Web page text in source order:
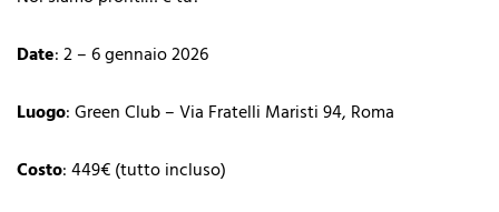
Date: 2 – 6 gennaio 2026
Luogo: Green Club – Via Fratelli Maristi 94, Roma
Costo: 449€ (tutto incluso)